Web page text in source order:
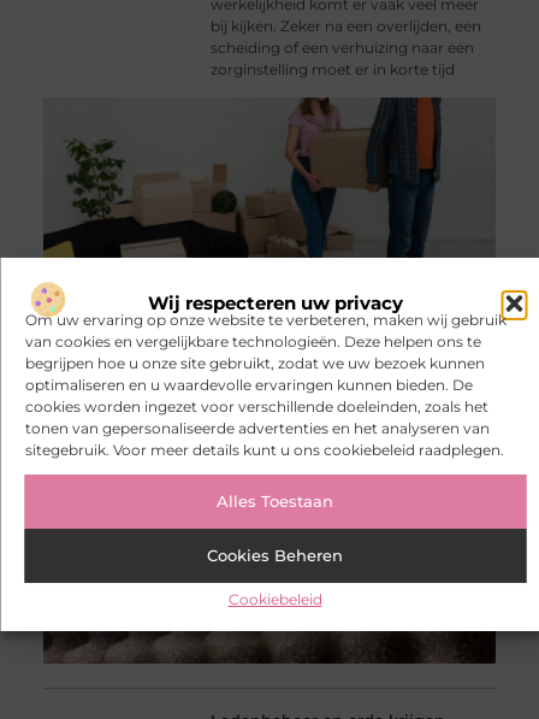
Wij respecteren uw privacy
Om uw ervaring op onze website te verbeteren, maken wij gebruik
van cookies en vergelijkbare technologieën. Deze helpen ons te
begrijpen hoe u onze site gebruikt, zodat we uw bezoek kunnen
optimaliseren en u waardevolle ervaringen kunnen bieden. De
cookies worden ingezet voor verschillende doeleinden, zoals het
tonen van gepersonaliseerde advertenties en het analyseren van
sitegebruik. Voor meer details kunt u ons cookiebeleid raadplegen.
Alles Toestaan
Cookies Beheren
Cookiebeleid
werkelijkheid komt er vaak veel meer
bij kijken. Zeker na een overlijden, een
scheiding of een verhuizing naar een
zorginstelling moet er in korte tijd
Maak van een galmende ruimte
weer een fijne plek
Een strak interieur kan er prachtig
uitzien, maar toch onrustig aanvoelen
als het geluid hard terugkaatst. Dat
merk je bijvoorbeeld in een
woonkamer met veel glas en een